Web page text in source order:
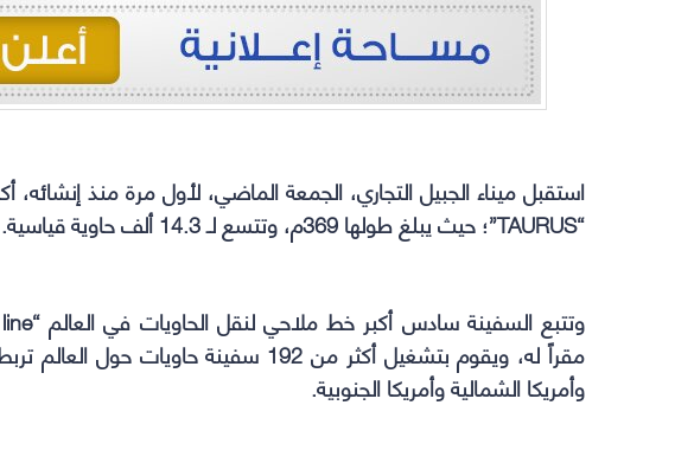
استقبل ميناء الجبيل التجاري، الجمعة الماضي، لأول مرة منذ
“TAURUS”؛ حيث يبلغ طولها 369م، وتتسع لـ 14.3 ألف حاوية قياسية.
مقراً له، ويقوم بتشغيل أكثر من 192 سفينة
وأمريكا الشمالية وأمريكا الجنوبية.